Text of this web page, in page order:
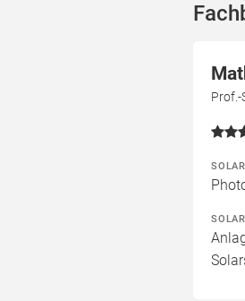
Prof.-